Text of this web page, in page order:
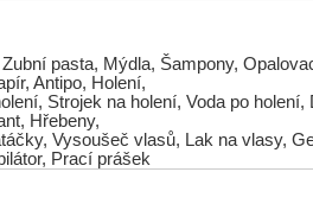
pasta, Mýdla, Šampony,
Antipo, Holení,
Strojek na holení, Voda po
Hřebeny,
Vysoušeč vlasů, Lak na vlasy,
Prací prášek